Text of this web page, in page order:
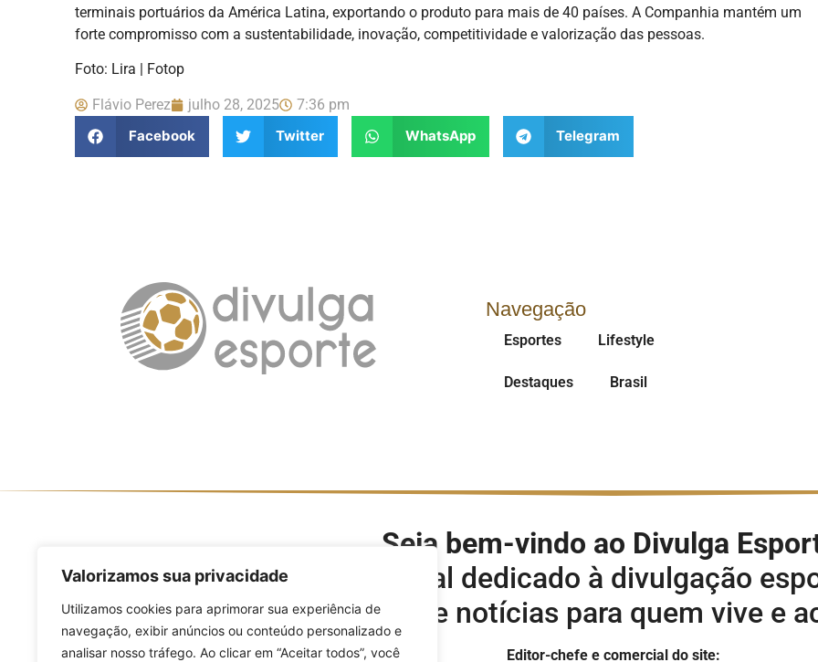
Valorizamos sua privacidade
Utilizamos cookies para aprimorar sua experiência de
navegação, exibir anúncios ou conteúdo personalizado e
analisar nosso tráfego. Ao clicar em “Aceitar todos”, você
terminais portuários da América Latina, exportando o produto para mais de 40 países. A Companhia mantém um
forte compromisso com a sustentabilidade, inovação, competitividade e valorização das pessoas.
Foto: Lira | Fotop
Flávio Perez julho 28, 2025
7:36 pm
Facebook
Twitter WhatsApp Telegram
Navegação
Esportes Lifestyle
Destaques Brasil
Seja bem-vindo ao Divulga
O Divulga Esporte é um portal dedicado à divulgação
modalidades, eventos e notícias para quem vive e
Editor-chefe e comercial do site: